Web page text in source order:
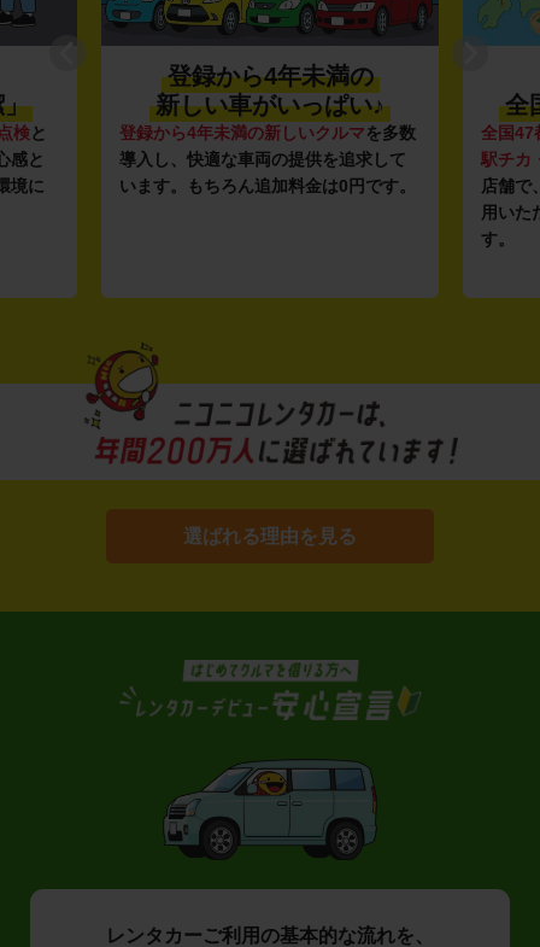
」
検と
感と
境に
登録から4年未満の
新しい車がいっぱい♪
登録から4年未満の新しいクルマを多数
導入し、快適な車両の提供を追求して
います。もちろん追加料金は0円です。
全
全国47
駅チカ
店舗で
用いた
す。
選ばれる理由を見る
レンタカーご利用の基本的な流れを、